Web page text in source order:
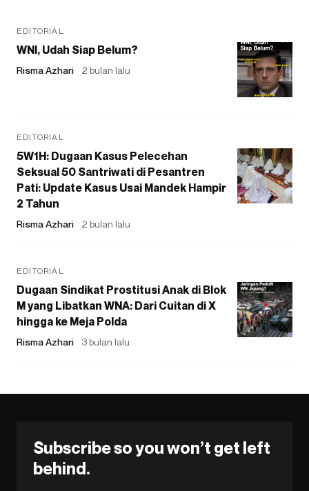
EDITORIAL
WNI, Udah Siap Belum?
Risma Azhari 2 bulan lalu
EDITORIAL
5W1H: Dugaan Kasus Pelecehan
Seksual 50 Santriwati di Pesantren
Pati: Update Kasus Usai Mandek Hampir
2 Tahun
Risma Azhari 2 bulan lalu
EDITORIAL
Dugaan Sindikat Prostitusi Anak di Blok
M yang Libatkan WNA: Dari Cuitan di X
hingga ke Meja Polda
Risma Azhari 3 bulan lalu
Subscribe so you won’t get left
behind.